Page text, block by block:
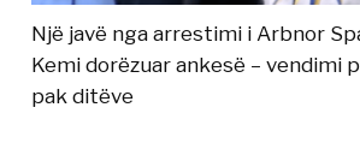
Një javë nga arrestimi i Arbnor
Kemi dorëzuar ankesë – vendimi
pak ditëve